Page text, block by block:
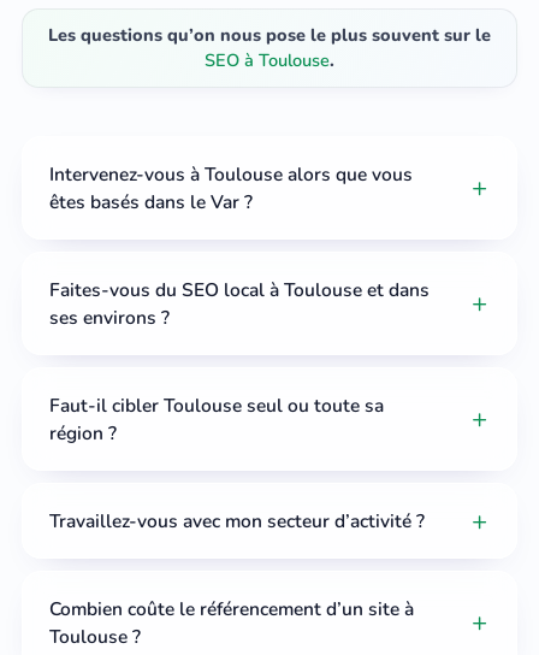
Les questions qu’on nous pose le plus souvent sur le
SEO à Toulouse.
Intervenez-vous à Toulouse alors que vous
êtes basés dans le Var ?
Faites-vous du SEO local à Toulouse et dans
ses environs ?
Faut-il cibler Toulouse seul ou toute sa
région ?
Travaillez-vous avec mon secteur d’activité ?
Combien coûte le référencement d’un site à
Toulouse ?